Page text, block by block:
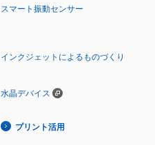
スマート振動センサー
インクジェットによるものづくり
水晶デバイス
プリント活用